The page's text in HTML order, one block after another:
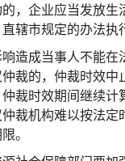
，企业应当发放生
辖市规定的办法执
造成当事人不能在
裁的，仲裁时效中
裁时效期间继续计
裁机构难以按法定
。